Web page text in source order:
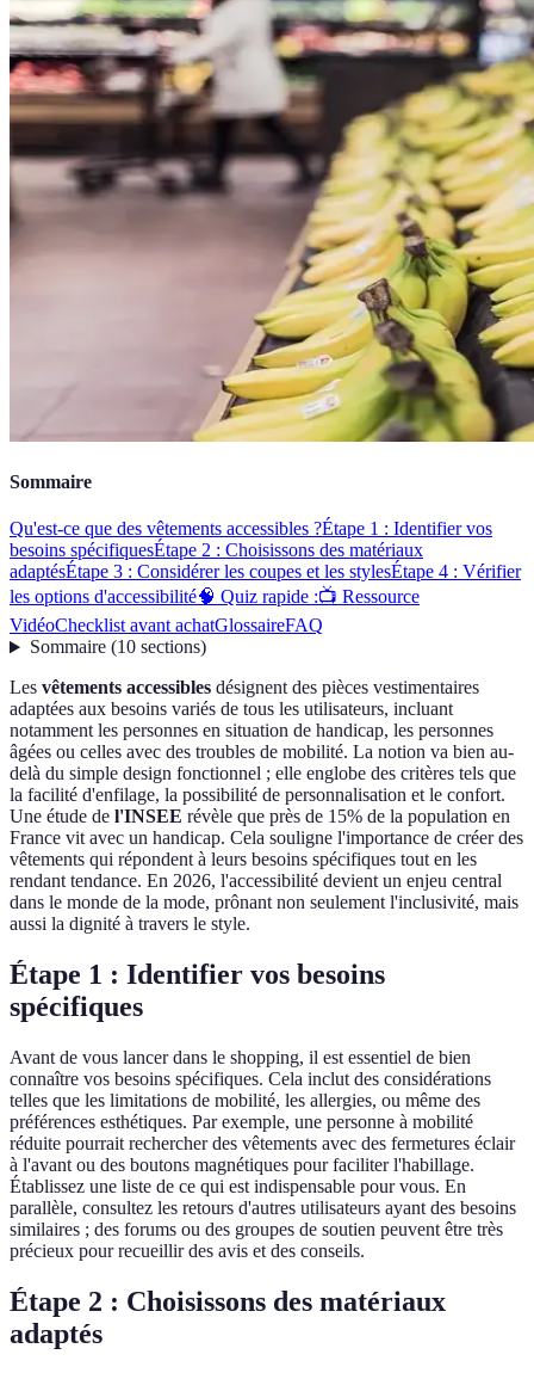
Sommaire
Qu'est-ce que des vêtements accessibles ?Étape 1 : Identifier vos
besoins spécifiquesÉtape 2 : Choisissons des matériaux
adaptésÉtape 3 : Considérer les coupes et les stylesÉtape 4 : Vérifier
les options d'accessibilité🧠 Quiz rapide :📺 Ressource
VidéoChecklist avant achatGlossaireFAQ
Sommaire(10 sections)
Les vêtements accessibles désignent des pièces vestimentaires
adaptées aux besoins variés de tous les utilisateurs, incluant
notamment les personnes en situation de handicap, les personnes
âgées ou celles avec des troubles de mobilité. La notion va bien au-
delà du simple design fonctionnel ; elle englobe des critères tels que
la facilité d'enfilage, la possibilité de personnalisation et le confort.
Une étude de l'INSEE révèle que près de 15% de la population en
France vit avec un handicap. Cela souligne l'importance de créer des
vêtements qui répondent à leurs besoins spécifiques tout en les
rendant tendance. En 2026, l'accessibilité devient un enjeu central
dans le monde de la mode, prônant non seulement l'inclusivité, mais
aussi la dignité à travers le style.
Étape 1 : Identifier vos besoins
spécifiques
Avant de vous lancer dans le shopping, il est essentiel de bien
connaître vos besoins spécifiques. Cela inclut des considérations
telles que les limitations de mobilité, les allergies, ou même des
préférences esthétiques. Par exemple, une personne à mobilité
réduite pourrait rechercher des vêtements avec des fermetures éclair
à l'avant ou des boutons magnétiques pour faciliter l'habillage.
Établissez une liste de ce qui est indispensable pour vous. En
parallèle, consultez les retours d'autres utilisateurs ayant des besoins
similaires ; des forums ou des groupes de soutien peuvent être très
précieux pour recueillir des avis et des conseils.
Étape 2 : Choisissons des matériaux
adaptés